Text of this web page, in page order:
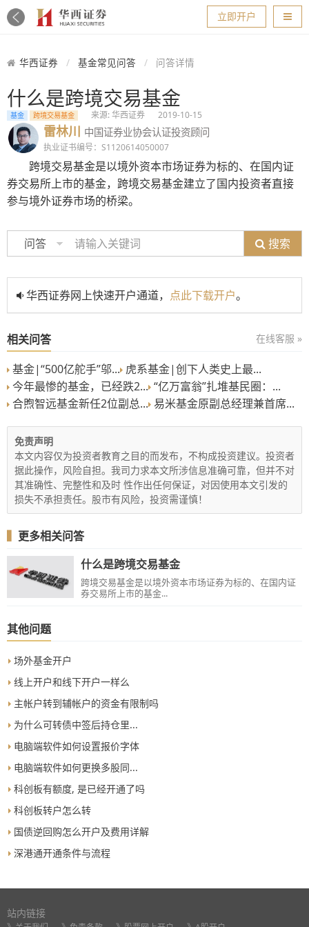
导航
立即开户
华西证券 基金常见问答 问答详情
什么是跨境交易基金
基金 跨境交易基金 来源: 华西证券 2019-10-15
雷林川 中国证券业协会认证投资顾问
执业证书编号：S1120614050007
跨境交易基金是以境外资本市场证券为标的、在国内证
券交易所上市的基金，跨境交易基金建立了国内投资者直接
参与境外证券市场的桥梁。
问答 搜索
华西证券网上快速开户通道， 点此下载开户。
相关问答 在线客服 »
基金|“500亿舵手”邬... 虎系基金|创下人类史上最...
今年最惨的基金，已经跌2... “亿万富翁”扎堆基民圈：...
合煦智远基金新任2位副总... 易米基金原副总经理兼首席...
免责声明
本文内容仅为投资者教育之目的而发布，不构成投资建议。投资者
据此操作，风险自担。我司力求本文所涉信息准确可靠，但并不对
其准确性、完整性和及时 性作出任何保证，对因使用本文引发的
损失不承担责任。股市有风险，投资需谨慎！
▍ 更多相关问答
什么是跨境交易基金
跨境交易基金是以境外资本市场证券为标的、在国内证
券交易所上市的基金...
其他问题
场外基金开户
线上开户和线下开户一样么
主帐户转到辅帐户的资金有限制吗
为什么可转债中签后持仓里...
电脑端软件如何设置报价字体
电脑端软件如何更换多股同...
科创板有额度, 是已经开通了吗
科创板转户怎么转
国债逆回购怎么开户及费用详解
深港通开通条件与流程
站内链接